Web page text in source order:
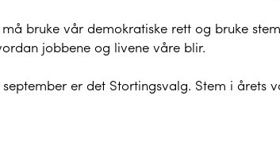
må bruke vår demokratiske rett og bruke
jobbene og livene våre blir.
september er det Stortingsvalg. Stem i årets